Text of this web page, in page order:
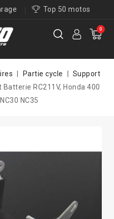
Top 50 motos
0
Partie cycle
Support
RC211V, Honda 400
NC35